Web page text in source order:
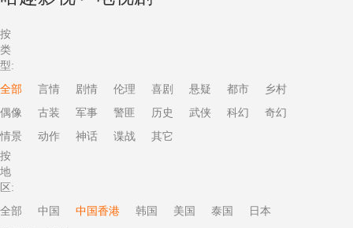
按
类
型:
全部
言情 剧情 伦理 喜剧 悬疑 都市
乡村
偶像
古装 军事 警匪 历史 武侠 科幻
奇幻
情景
动作 神话 谍战
其它
按
地
区:
全部
中国 中国香港 韩国 美国 泰国
日本